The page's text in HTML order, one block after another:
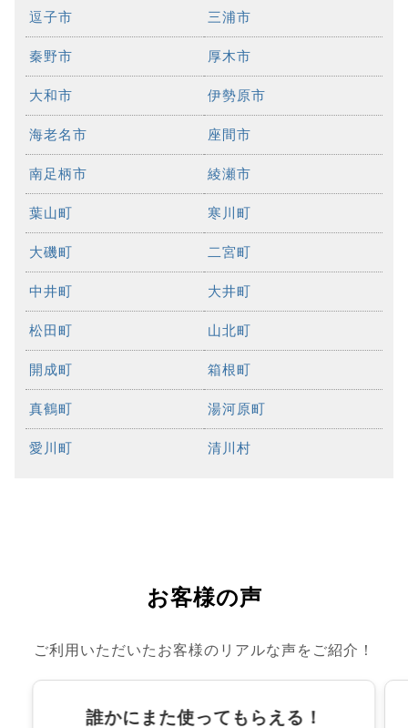
逗子市 三浦市
秦野市 厚木市
大和市 伊勢原市
海老名市 座間市
南足柄市 綾瀬市
葉山町 寒川町
大磯町 二宮町
中井町 大井町
松田町 山北町
開成町 箱根町
真鶴町 湯河原町
愛川町 清川村
お客様の声
ご利用いただいたお客様のリアルな声をご紹介！
誰かにまた使ってもらえる！